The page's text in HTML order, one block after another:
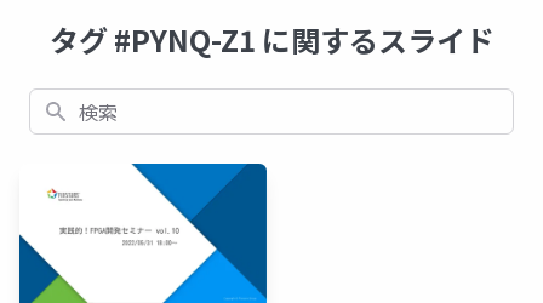
タグ #PYNQ-Z1 に関するスライド
検索